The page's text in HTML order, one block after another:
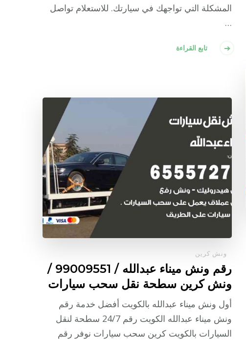
المشكلة التي تواجهك في سيارتك. للاستعلام تواصل
…
تابع القراءة
ونش كرين
رقم ونش ميناء عبدالله / 99009551‬ /
ونش كرين سطحة نقل سحب سيارات
أول ونش ميناء عبدالله بالكويت أفضل خدمة رقم
ونش ميناء عبدالله الكويت رقم 24/7 سطحة لنقل
السيارات بالكويت كرين سحب سيارات نوفر رقم